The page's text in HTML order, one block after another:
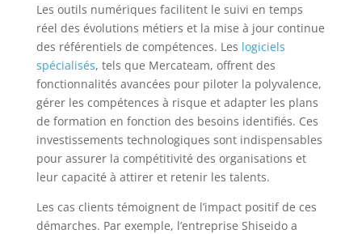
Les outils numériques facilitent le suivi en temps
réel des évolutions métiers et la mise à jour continue
des référentiels de compétences. Les logiciels
spécialisés, tels que Mercateam, offrent des
fonctionnalités avancées pour piloter la polyvalence,
gérer les compétences à risque et adapter les plans
de formation en fonction des besoins identifiés. Ces
investissements technologiques sont indispensables
pour assurer la compétitivité des organisations et
leur capacité à attirer et retenir les talents.
Les cas clients témoignent de l’impact positif de ces
démarches. Par exemple, l’entreprise Shiseido a